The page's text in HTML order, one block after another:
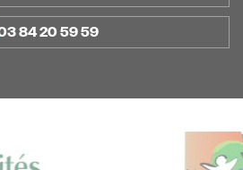
84 20 59 59